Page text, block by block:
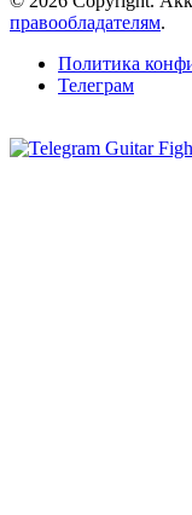
правообладателям.
Политика
Телеграм